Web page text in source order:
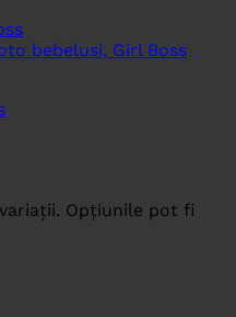
Opțiunile pot fi